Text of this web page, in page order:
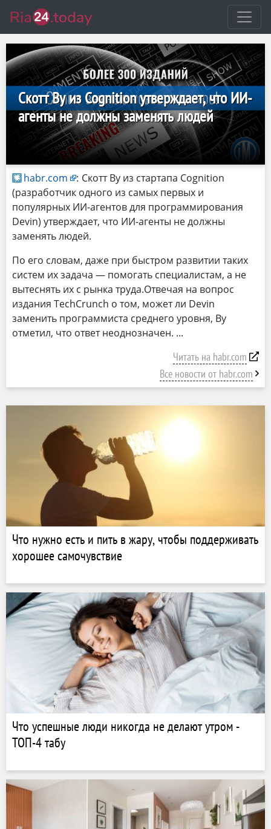
Скотт Ву из Cognition утверждает, что ИИ-
агенты не должны заменять людей
habr.com : Скотт Ву из стартапа Cognition
(разработчик одного из самых первых и
популярных ИИ-агентов для программирования
Devin) утверждает, что ИИ-агенты не должны
заменять людей.
По его словам, даже при быстром развитии таких
систем их задача — помогать специалистам, а не
вытеснять их с рынка труда.Отвечая на вопрос
издания TechCrunch о том, может ли Devin
заменить программиста среднего уровня, Ву
отметил, что ответ неоднозначен.
Читать на habr.com
Все новости от habr.com
Что нужно есть и пить в жару, чтобы поддерживать
хорошее самочувствие
Что успешные люди никогда не делают утром -
ТОП-4 табу